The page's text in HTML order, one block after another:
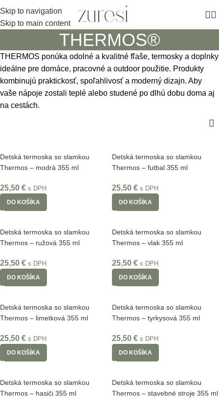
Skip to navigation
Skip to main content
THERMOS®
THERMOS ponúka odolné a kvalitné fľaše, termosky a doplnky
ideálne pre domáce, pracovné a outdoor použitie. Produkty
kombinujú praktickosť, spoľahlivosť a moderný dizajn. Aby
vaše nápoje zostali teplé alebo studené po dlhú dobu doma aj
na cestách.
Detská termoska so slamkou
Thermos – modrá 355 ml
25,50 € s DPH
DO KOŠÍKA
Detská termoska so slamkou
Thermos – futbal 355 ml
25,50 € s DPH
DO KOŠÍKA
Detská termoska so slamkou
Thermos – ružová 355 ml
25,50 € s DPH
DO KOŠÍKA
Detská termoska so slamkou
Thermos – vlak 355 ml
25,50 € s DPH
DO KOŠÍKA
Detská termoska so slamkou
Thermos – limetková 355 ml
25,50 € s DPH
DO KOŠÍKA
Detská termoska so slamkou
Thermos – tyrkysová 355 ml
25,50 € s DPH
DO KOŠÍKA
Detská termoska so slamkou
Thermos – hasiči 355 ml
Detská termoska so slamkou
Thermos – stavebné stroje 355 ml